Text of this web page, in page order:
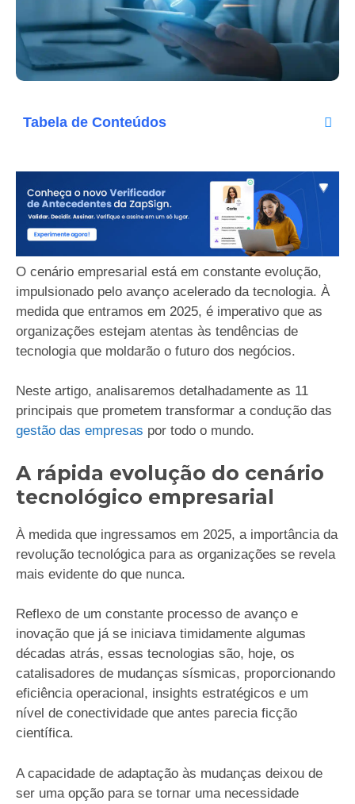
Tabela de Conteúdos
O cenário empresarial está em constante evolução,
impulsionado pelo avanço acelerado da tecnologia. À
medida que entramos em 2025, é imperativo que as
organizações estejam atentas às tendências de
tecnologia que moldarão o futuro dos negócios.
Neste artigo, analisaremos detalhadamente as 11
principais que prometem transformar a condução das
gestão das empresas por todo o mundo.
A rápida evolução do cenário
tecnológico empresarial
À medida que ingressamos em 2025, a importância da
revolução tecnológica para as organizações se revela
mais evidente do que nunca.
Reflexo de um constante processo de avanço e
inovação que já se iniciava timidamente algumas
décadas atrás, essas tecnologias são, hoje, os
catalisadores de mudanças sísmicas, proporcionando
eficiência operacional, insights estratégicos e um
nível de conectividade que antes parecia ficção
científica.
A capacidade de adaptação às mudanças deixou de
ser uma opção para se tornar uma necessidade